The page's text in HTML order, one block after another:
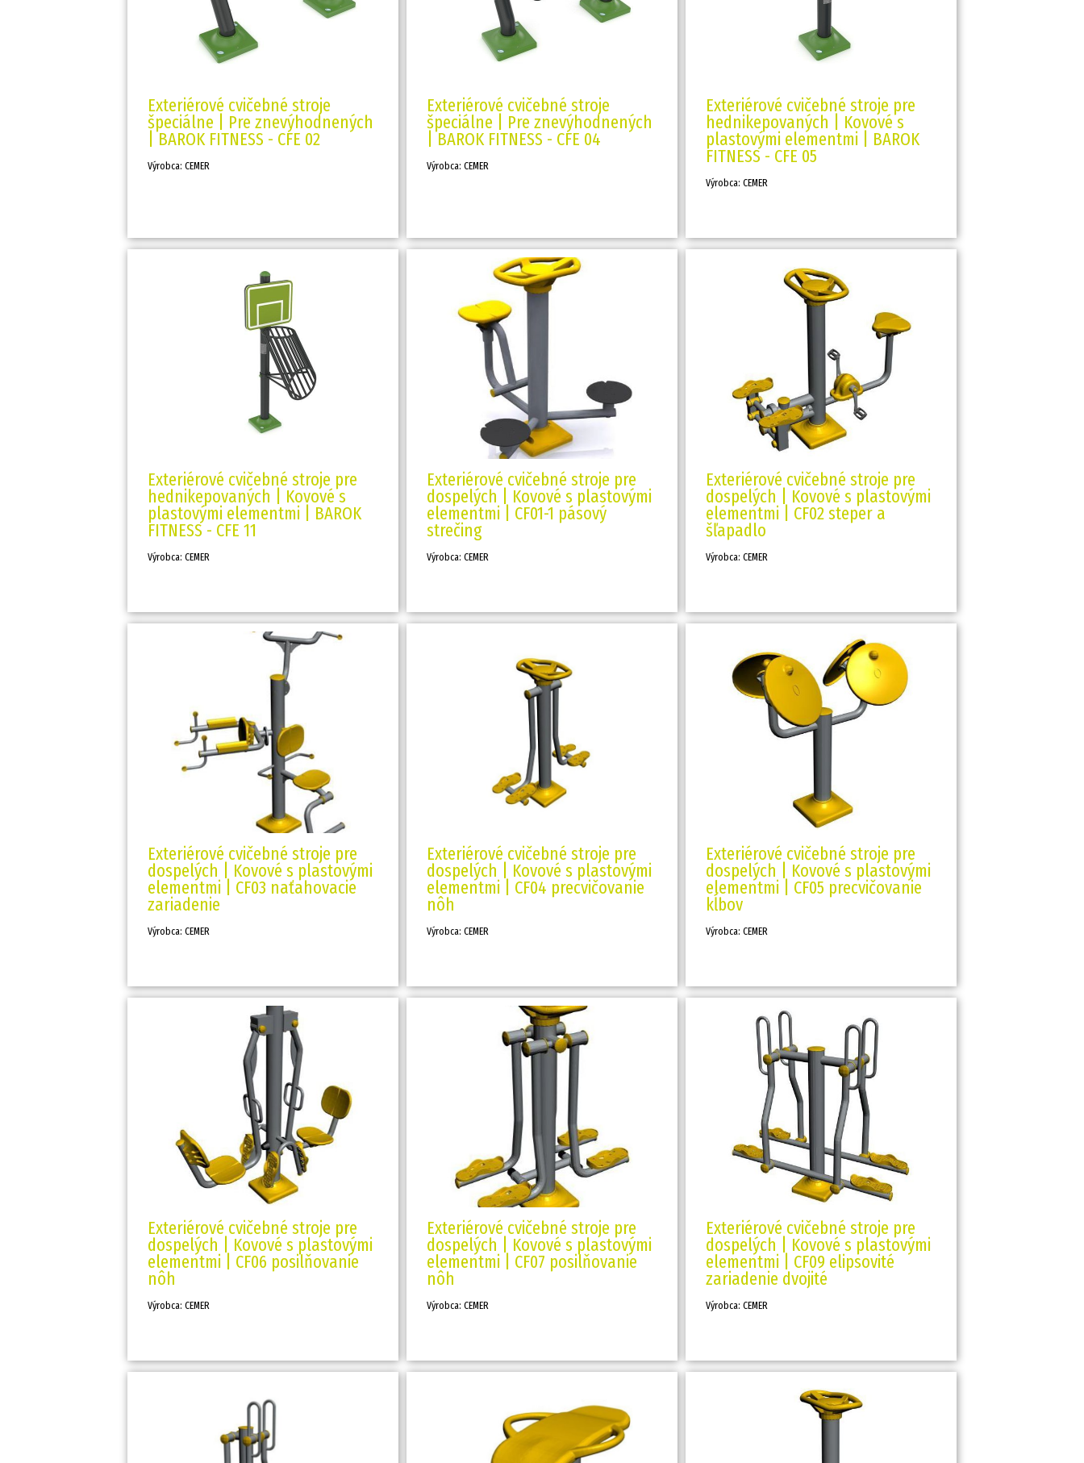
Exteriérové cvičebné stroje
špeciálne | Pre znevýhodnených
| BAROK FITNESS - CFE 02
Výrobca: CEMER
Exteriérové cvičebné stroje
špeciálne | Pre znevýhodnených
| BAROK FITNESS - CFE 04
Výrobca: CEMER
Exteriérové cvičebné stroje pre
hednikepovaných | Kovové s
plastovými elementmi | BAROK
FITNESS - CFE 05
Výrobca: CEMER
Exteriérové cvičebné stroje pre
hednikepovaných | Kovové s
plastovými elementmi | BAROK
FITNESS - CFE 11
Výrobca: CEMER
Exteriérové cvičebné stroje pre
dospelých | Kovové s plastovými
elementmi | CF01-1 pásový
strečing
Výrobca: CEMER
Exteriérové cvičebné stroje pre
dospelých | Kovové s plastovými
elementmi | CF02 steper a
šľapadlo
Výrobca: CEMER
Exteriérové cvičebné stroje pre
dospelých | Kovové s plastovými
elementmi | CF03 naťahovacie
zariadenie
Výrobca: CEMER
Exteriérové cvičebné stroje pre
dospelých | Kovové s plastovými
elementmi | CF04 precvičovanie
nôh
Výrobca: CEMER
Exteriérové cvičebné stroje pre
dospelých | Kovové s plastovými
elementmi | CF05 precvičovanie
kĺbov
Výrobca: CEMER
Exteriérové cvičebné stroje pre
dospelých | Kovové s plastovými
elementmi | CF06 posilňovanie
nôh
Výrobca: CEMER
Exteriérové cvičebné stroje pre
dospelých | Kovové s plastovými
elementmi | CF07 posilňovanie
nôh
Výrobca: CEMER
Exteriérové cvičebné stroje pre
dospelých | Kovové s plastovými
elementmi | CF09 elipsovité
zariadenie dvojité
Výrobca: CEMER